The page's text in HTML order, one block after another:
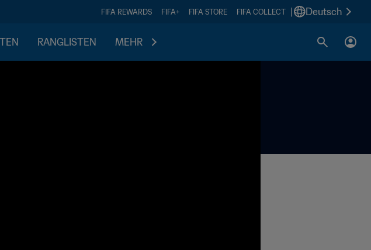
FIFA REWARDS FIFA+ FIFA STORE FIFA COLLECT Deutsch
RANGLISTEN MEHR